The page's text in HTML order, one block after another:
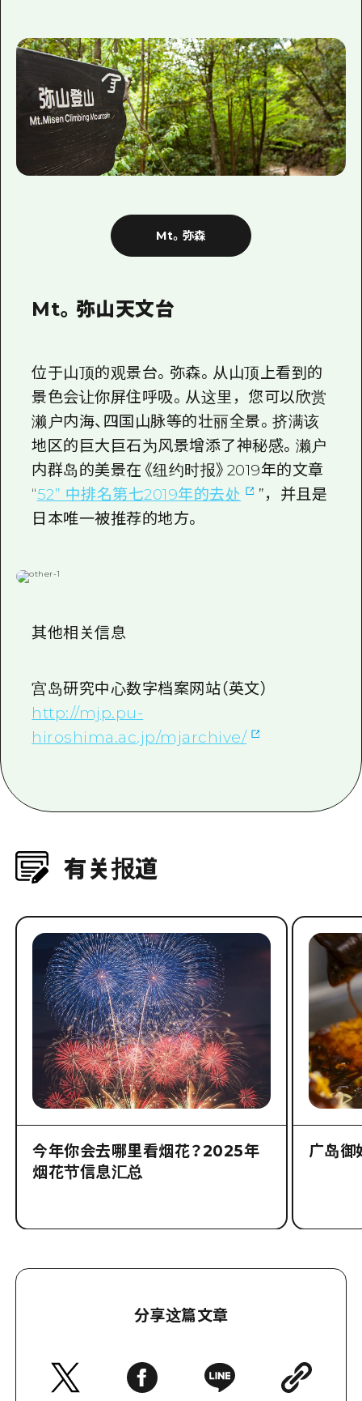
Mt。弥森
Mt。弥山天文台
位于山顶的观景台。弥森。从山顶上看到的
景色会让你屏住呼吸。从这里，您可以欣赏
濑户内海、四国山脉等的壮丽全景。挤满该
地区的巨大巨石为风景增添了神秘感。濑户
内群岛的美景在《纽约时报》2019年的文章
“52” 中排名第七2019年的去处
”，并且是
日本唯一被推荐的地方。
其他相关信息
宫岛研究中心数字档案网站（英文）
http://mjp.pu-
hiroshima.ac.jp/mjarchive/
有关报道
今年你会去哪里看烟花？2025年
烟花节信息汇总
广岛御
分享这篇文章